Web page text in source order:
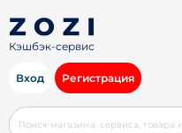
Кэшбэк-сервис
Вход Регистрация